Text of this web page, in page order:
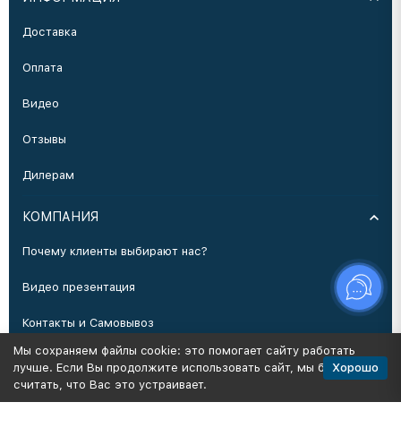
Доставка
Оплата
Видео
Отзывы
Дилерам
КОМПАНИЯ
Почему клиенты выбирают нас?
Видео презентация
Контакты и Самовывоз
Производство
Мы сохраняем файлы cookie: это помогает сайту работать
лучше. Если Вы продолжите использовать сайт, мы будем
считать, что Вас это устраивает.
Хорошо